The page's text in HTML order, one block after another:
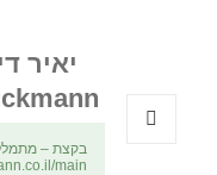
בקצת –
main